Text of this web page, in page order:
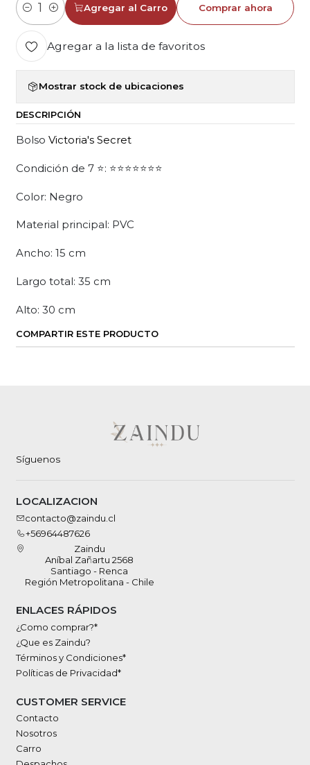
Cantidad
Agregar al Carro Comprar ahora
Agregar a la lista de favoritos
Mostrar stock de ubicaciones
DESCRIPCIÓN
Bolso Victoria's Secret
Condición de 7 ⭐: ⭐⭐⭐⭐⭐⭐⭐
Color: Negro
Material principal: PVC
Ancho: 15 cm
Largo total: 35 cm
Alto: 30 cm
COMPARTIR ESTE PRODUCTO
Síguenos
LOCALIZACION
contacto@zaindu.cl
+56964487626
Zaindu
Aníbal Zañartu 2568
Santiago - Renca
Región Metropolitana - Chile
ENLACES RÁPIDOS
¿Como comprar?*
¿Que es Zaindu?
Términos y Condiciones*
Políticas de Privacidad*
CUSTOMER SERVICE
Contacto
Nosotros
Carro